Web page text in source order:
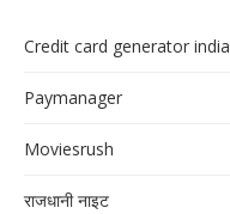
Credit card generator india
Paymanager
Moviesrush
राजधानी नाइट